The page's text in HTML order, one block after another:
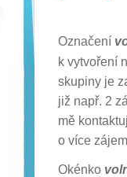
Označení
k vytvoření
skupiny je
již např. 2
mě
o více
Okénko